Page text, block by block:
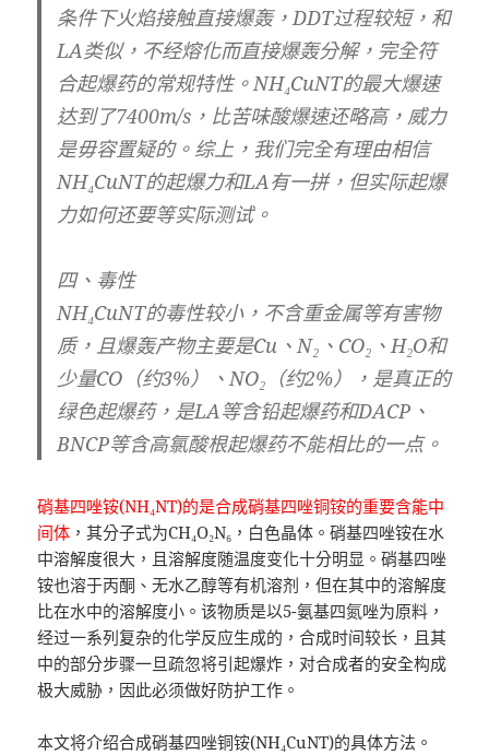
条件下火焰接触直接爆轰，DDT过程较短，和
LA类似，不经熔化而直接爆轰分解，完全符
合起爆药的常规特性。NH₄CuNT的最大爆速
达到了7400m/s，比苦味酸爆速还略高，威力
是毋容置疑的。综上，我们完全有理由相信
NH₄CuNT的起爆力和LA有一拼，但实际起爆
力如何还要等实际测试。
四、毒性
NH₄CuNT的毒性较小，不含重金属等有害物
质，且爆轰产物主要是Cu、N₂、CO₂、H₂O和
少量CO（约3%）、NO₂（约2%），是真正的
绿色起爆药，是LA等含铅起爆药和DACP、
BNCP等含高氯酸根起爆药不能相比的一点。
硝基四唑铵(NH₄NT)的是合成硝基四唑铜铵的重要含能中
间体 ，其分子式为CH₄O₂N₆，白色晶体。硝基四唑铵在水
中溶解度很大，且溶解度随温度变化十分明显。硝基四唑
铵也溶于丙酮、无水乙醇等有机溶剂，但在其中的溶解度
比在水中的溶解度小。该物质是以5-氨基四氮唑为原料，
经过一系列复杂的化学反应生成的，合成时间较长，且其
中的部分步骤一旦疏忽将引起爆炸，对合成者的安全构成
极大威胁，因此必须做好防护工作。
本文将介绍合成硝基四唑铜铵(NH₄CuNT)的具体方法。